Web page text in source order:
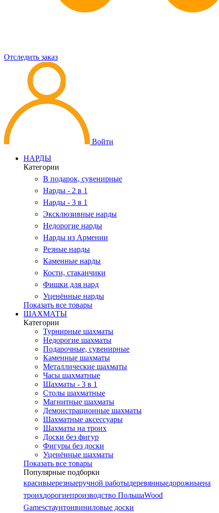
Отследить заказ
Войти
НАРДЫ
Категории
В подарок, сувенирные
Нарды - 2 в 1
Нарды - 3 в 1
Эксклюзивные нарды
Недорогие нарды
Нарды из Армении
Резные нарды
Каменные нарды
Кости, стаканчики
Фишки для нард
Уценённые нарды
Показать все товары
ШАХМАТЫ
Категории
Турнирные шахматы
Недорогие шахматы
Подарочные, сувенирные
Каменные шахматы
Металлические шахматы
Часы шахматные
Шахматы - 3 в 1
Столы шахматные
Магнитные шахматы
Демонстрационные шахматы
Шахматные аксессуары
Шахматы на троих
Доски без фигур
Фигуры без доски
Уценённые шахматы
Показать все товары
Популярные подборки
красивыерезныеручной работыдеревянныедорожныена
троихдорогиепроизводство ПольшаWood
Gamesстаунтонвиниловые доски